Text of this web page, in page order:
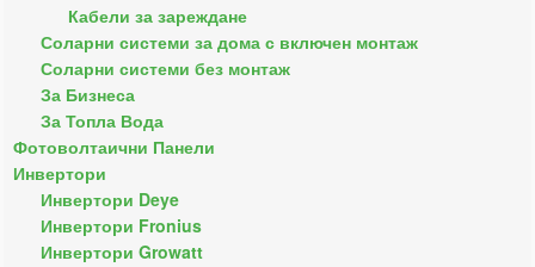
Кабели за зареждане
Соларни системи за дома с включен монтаж
Соларни системи без монтаж
За Бизнеса
За Топла Вода
Фотоволтаични Панели
Инвертори
Инвертори Deye
Инвертори Fronius
Инвертори Growatt